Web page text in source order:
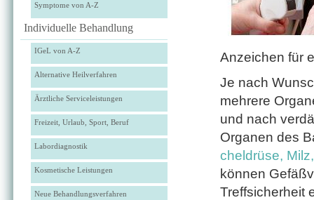
Symptome von A-Z
Individuelle Behandlung
IGeL von A-Z
Alternative Heilverfahren
Ärztliche Serviceleistungen
Freizeit, Urlaub, Sport, Beruf
Labordiagnostik
Kosmetische Leistungen
Neue Behandlungsverfahren
Anzeichen für
Je nach
mehrere
und nach
Organen des
cheldrüse, Milz,
können
Treffsicherheit